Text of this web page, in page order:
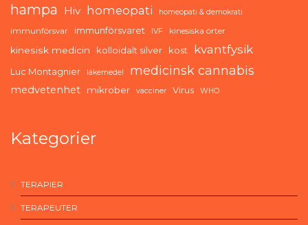
hampa Hiv homeopati homeopati & demokrati
immunförsvar immunförsvaret IVF kinesiska örter
kinesisk medicin kolloidalt silver kost kvantfysik
Luc Montagnier läkemedel medicinsk cannabis
medvetenhet mikrober vacciner Virus WHO
Kategorier
TERAPIER
TERAPEUTER